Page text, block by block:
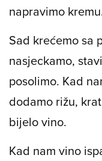
napravimo
Sad krećemo sa
nasjeckamo,
posolimo. Kad
dodamo rižu,
bijelo vino.
Kad nam vino